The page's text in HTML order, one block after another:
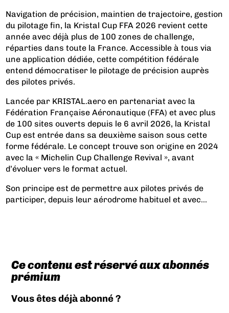
Navigation de précision, maintien de trajectoire, gestion
du pilotage fin, la Kristal Cup FFA 2026 revient cette
année avec déjà plus de 100 zones de challenge,
réparties dans toute la France. Accessible à tous via
une application dédiée, cette compétition fédérale
entend démocratiser le pilotage de précision auprès
des pilotes privés.
Lancée par KRISTAL.aero en partenariat avec la
Fédération Française Aéronautique (FFA) et avec plus
de 100 sites ouverts depuis le 6 avril 2026, la Kristal
Cup est entrée dans sa deuxième saison sous cette
forme fédérale. Le concept trouve son origine en 2024
avec la « Michelin Cup Challenge Revival », avant
d’évoluer vers le format actuel.
Son principe est de permettre aux pilotes privés de
participer, depuis leur aérodrome habituel et avec...
Ce contenu est réservé aux abonnés
prémium
Vous êtes déjà abonné ?